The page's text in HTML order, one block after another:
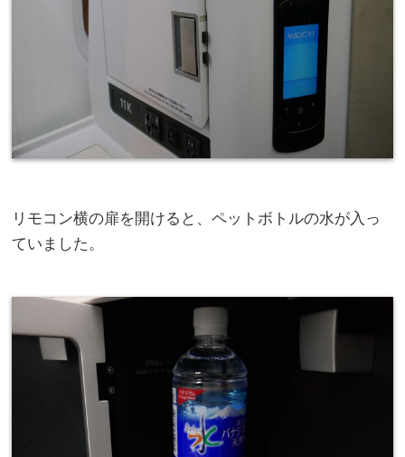
リモコン横の扉を開けると、ペットボトルの水が入っ
ていました。